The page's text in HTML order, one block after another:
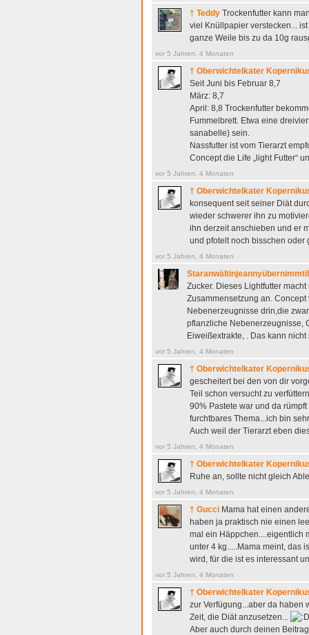
† Teddy Trockenfutter kann
viel Knüllpapier verstecken...
ganze Weile bis zu da 10g
vor 5 Jahren, 4 Monaten
† Oberwichtelkater
Seit Juni bis Februar 8,7
März: 8,7
April: 8,8 Trockenfutter
Fummelbrett. Etwa eine
sanabelle) sein.
Nassfutter ist vom Tierarzt
Concept die Life „light Futter“
vor 5 Jahren, 4 Monaten
† Oberwichtelkater
konsequent seit seiner Diät
wieder schwerer ihn zu
ihn derzeit anschieben und er
und pfotelt noch bisschen oder
vor 5 Jahren, 4 Monaten
Zucker. Dieses Lightfutter
Zusammensetzung an.
Nebenerzeugnisse drin,die
pflanzliche Nebenerzeugnisse,
Eiweißextrakte, . Das kann
vor 5 Jahren, 4 Monaten
† Oberwichtelkater
gescheitert bei den von dir
Teil schon versucht zu
90% Pastete war und da
furchtbares Thema...ich bin
Auch weil der Tierarzt eben
vor 5 Jahren, 4 Monaten
† Oberwichtelkater
Ruhe an, sollte nicht gleich
vor 5 Jahren, 4 Monaten
† Gucci Mama hat einen
haben ja praktisch nie einen
mal ein Häppchen....eigentlich
unter 4 kg.....Mama meint, das
wird, für die ist es interessant
vor 5 Jahren, 4 Monaten
† Oberwichtelkater
zur Verfügung...aber da haben
Zeit, die Diät anzusetzen...
Aber auch durch deinen